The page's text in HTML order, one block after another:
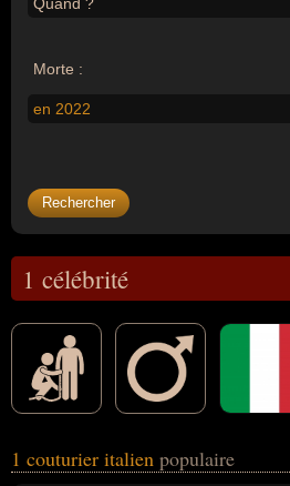
Morte :
en 2022
1 célébrité
des liens variés dans les domaines de
1 couturier italien populaire